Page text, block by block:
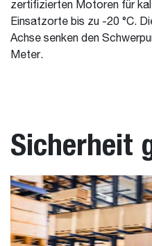
zertifizierten Motoren für
Einsatzorte bis zu -20 °C.
Achse senken den
Meter.
Sicherheit